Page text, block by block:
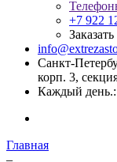
+7 922
Санкт-
корп. 3,
Каждый день.:
Главная
–